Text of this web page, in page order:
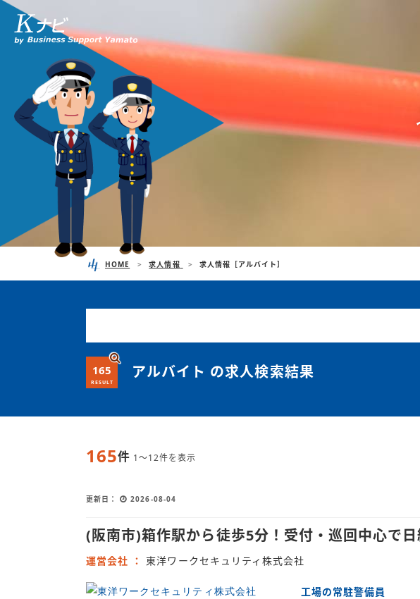
HOME 求人情報 求人情報［アルバイト］
165
RESULT
アルバイト の求人検索結果
165件 1～12件を表示
更新日 2026-08-04
(阪南市)箱作駅から徒歩5分！受付・巡回中心で
運営会社 東洋ワークセキュリティ株式会社
工場の常駐警備員